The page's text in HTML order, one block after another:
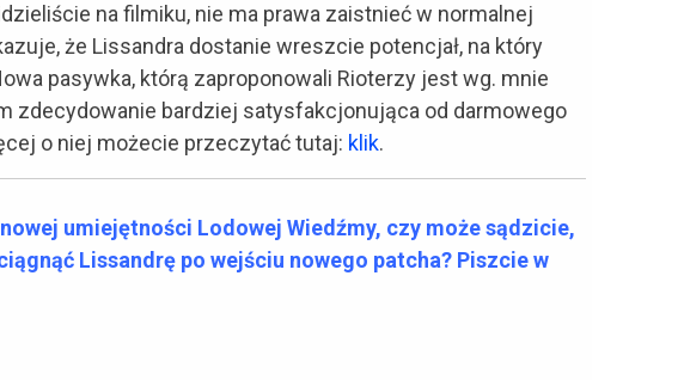
na filmiku, nie ma prawa zaistnieć w normalnej
że Lissandra dostanie wreszcie potencjał, na który
pasywka, którą zaproponowali Rioterzy jest wg. mnie
zdecydowanie bardziej satysfakcjonująca od darmowego
o niej możecie przeczytać tutaj: klik.
umiejętności Lodowej Wiedźmy, czy może sądzicie,
Lissandrę po wejściu nowego patcha? Piszcie w